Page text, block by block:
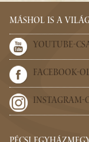
MÁSHOL IS A
YOUTUBE-
FACEBOOK-
INSTAGRAM-